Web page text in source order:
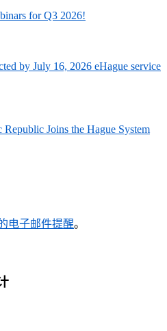
for Q3 2026!
by July 16, 2026 eHague service
Republic Joins the Hague System
电子邮件提醒。​​​​​​​